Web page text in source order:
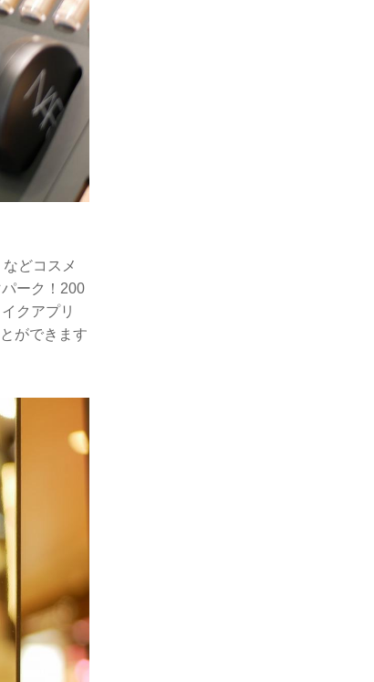
どコスメ
ーク！200
クアプリ
ができます